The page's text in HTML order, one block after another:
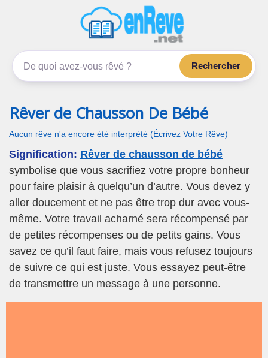
enReve.net
Les rêves, c'est plus que ça
Rechercher
Rêver de Chausson De Bébé
Aucun rêve n'a encore été interprété (Écrivez Votre Rêve)
Signification: Rêver de chausson de bébé
symbolise que vous sacrifiez votre propre bonheur
pour faire plaisir à quelqu’un d’autre. Vous devez y
aller doucement et ne pas être trop dur avec vous-
même. Votre travail acharné sera récompensé par
de petites récompenses ou de petits gains. Vous
savez ce qu’il faut faire, mais vous refusez toujours
de suivre ce qui est juste. Vous essayez peut-être
de transmettre un message à une personne.